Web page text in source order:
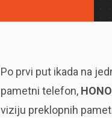
Po prvi put ikada na
pametni telefon,
viziju preklopnih